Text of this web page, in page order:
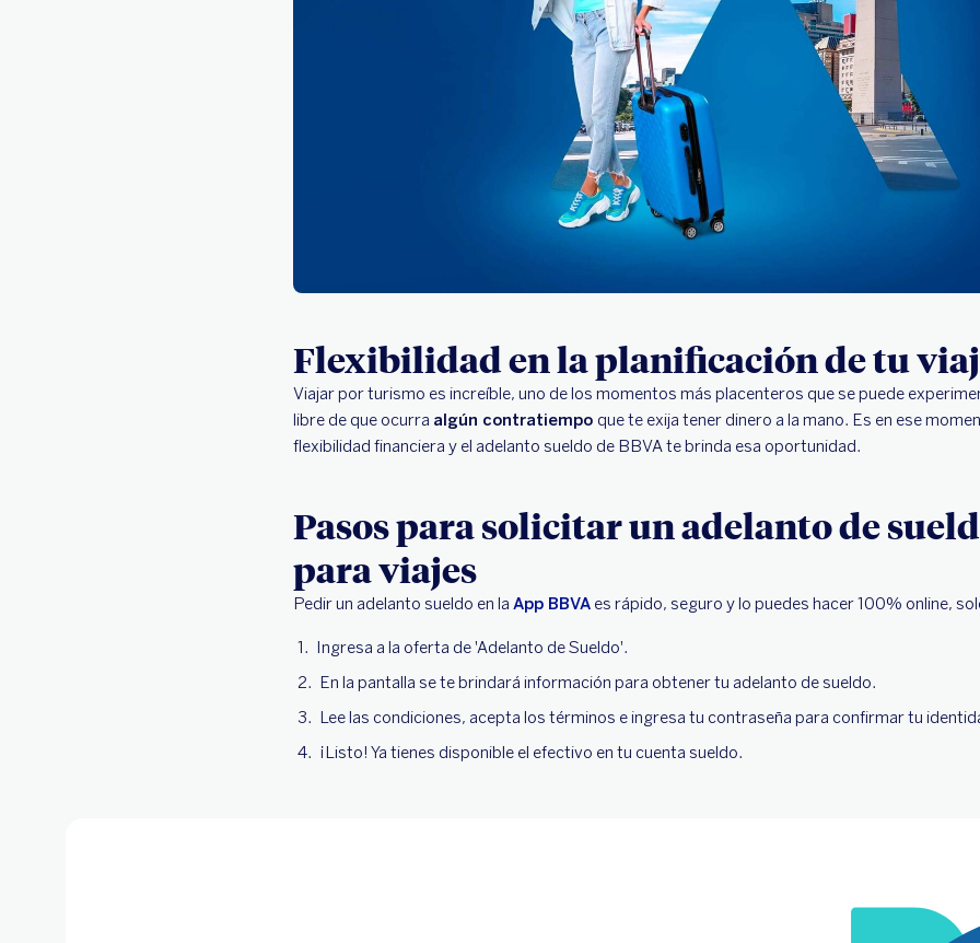
Flexibilidad en la planificación de tu
Viajar por turismo es increíble, uno de los momentos más placenteros que se puede
libre de que ocurra algún contratiempo que te exija tener dinero a la mano. Es en ese
flexibilidad financiera y el adelanto sueldo de BBVA te brinda esa oportunidad.
Pasos para solicitar un adelanto de
para viajes
Pedir un adelanto sueldo en la App BBVA es rápido, seguro y lo puedes hacer 100% online,
Ingresa a la oferta de 'Adelanto de Sueldo'.
En la pantalla se te brindará información para obtener tu adelanto de sueldo.
Lee las condiciones, acepta los términos e ingresa tu contraseña para confirmar tu
¡Listo! Ya tienes disponible el efectivo en tu cuenta sueldo.